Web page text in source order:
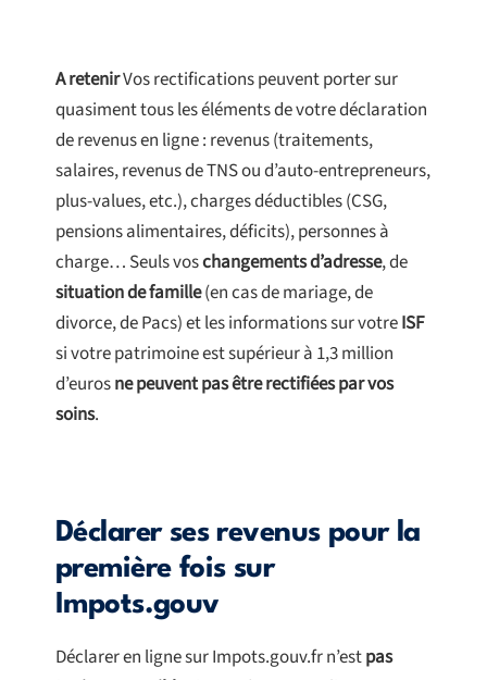
A retenirVos rectifications peuvent porter sur
quasiment tous les éléments de votre déclaration
de revenus en ligne : revenus (traitements,
salaires, revenus de TNS ou d’auto-entrepreneurs,
plus-values, etc.), charges déductibles (CSG,
pensions alimentaires, déficits), personnes à
charge… Seuls voschangements d’adresse, de
situation de famille(en cas de mariage, de
divorce, de Pacs) et les informations sur votreISF
si votre patrimoine est supérieur à 1,3 million
d’eurosne peuvent pas être rectifiées par vos
soins.
Déclarer ses revenus pour la
première fois sur
Impots.gouv
Déclarer en ligne sur Impots.gouv.fr n’estpas